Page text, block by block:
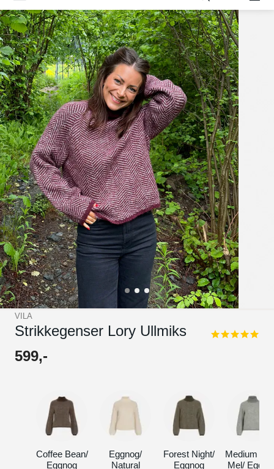
VILA
Strikkegenser Lory Ullmiks
5.0
599,-
Coffee Bean/
Eggnog
Eggnog/
Natural
Forest Night/
Eggnog
Medium
Mel/